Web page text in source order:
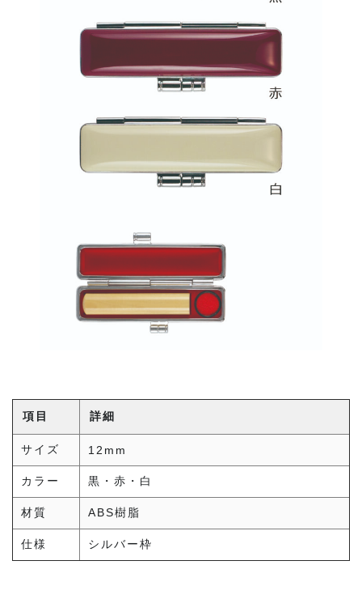
項目 詳細
サイズ 12mm
カラー 黒・赤・白
材質 ABS樹脂
仕様 シルバー枠